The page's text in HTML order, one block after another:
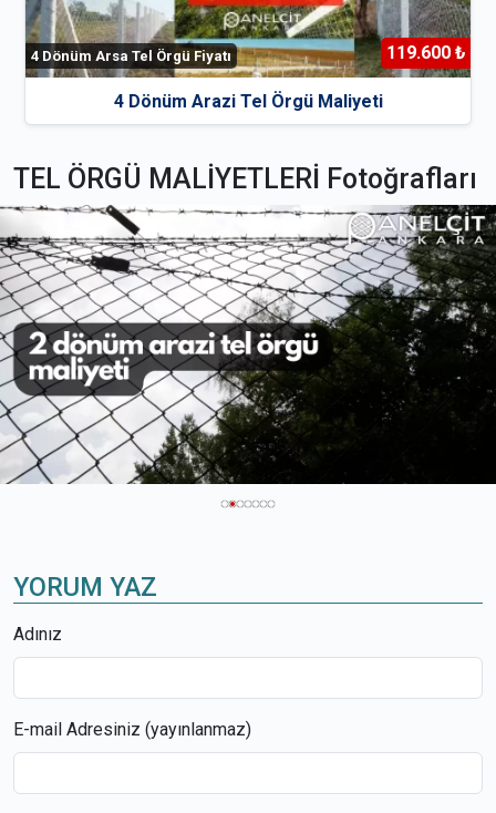
4 Dönüm Arsa Tel Örgü Fiyatı 119.600 ₺
4 Dönüm Arazi Tel Örgü Maliyeti
TEL ÖRGÜ MALİYETLERİ Fotoğrafları
YORUM YAZ
Adınız
E-mail Adresiniz (yayınlanmaz)